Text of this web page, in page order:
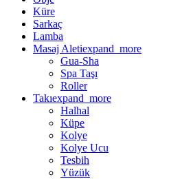
Küre
Sarkaç
Lamba
Masaj Aletiexpand_more
Gua-Sha
Spa Taşı
Roller
Takıexpand_more
Halhal
Küpe
Kolye
Kolye Ucu
Tesbih
Yüzük